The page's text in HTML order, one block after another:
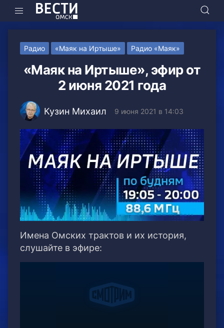
Радио «Маяк на Иртыше» Радио «Маяк»
«Маяк на Иртыше», эфир от
2 июня 2021 года
Кузин Михаил 9 июня 2021 в 14:03
Имена Омских трактов и их история,
слушайте в эфире: